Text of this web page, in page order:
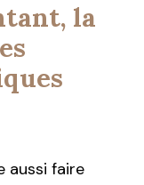
la
aussi faire